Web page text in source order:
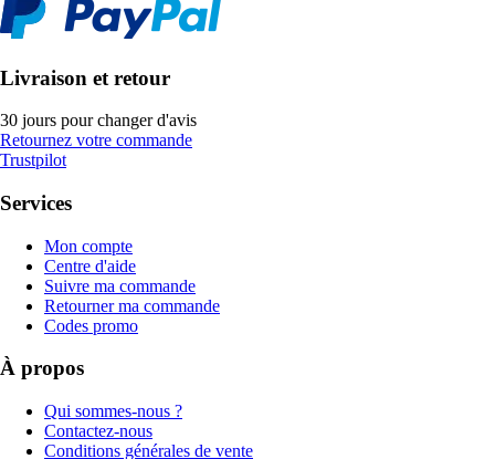
Livraison et retour
30 jours pour changer d'avis
Retournez votre commande
Trustpilot
Services
Mon compte
Centre d'aide
Suivre ma commande
Retourner ma commande
Codes promo
À propos
Qui sommes-nous ?
Contactez-nous
Conditions générales de vente